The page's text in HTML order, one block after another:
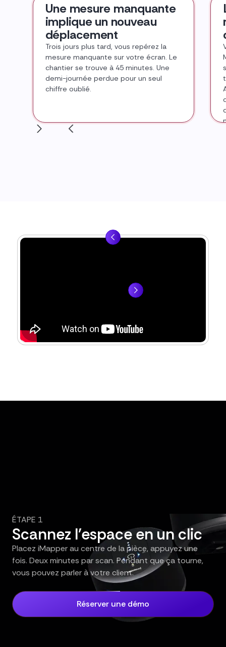
Une mesure manquante
implique un nouveau
déplacement
Trois jours plus tard, vous repérez la
mesure manquante sur votre écran. Le
chantier se trouve à 45 minutes. Une
demi-journée perdue pour un seul
chiffre oublié.
ÉTAPE 1
Scannez l'espace en un clic
Placez iMapper au centre de la pièce, appuyez une
fois. Deux minutes par scan. Pendant que ça tourne,
vous pouvez parler à votre client.
Réserver une démo